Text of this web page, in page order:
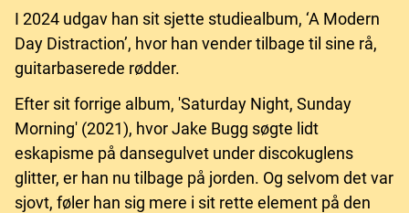
I 2024 udgav han sit sjette studiealbum, ‘A Modern
Day Distraction’, hvor han vender tilbage til sine rå,
guitarbaserede rødder.
Efter sit forrige album, 'Saturday Night, Sunday
Morning' (2021), hvor Jake Bugg søgte lidt
eskapisme på dansegulvet under discokuglens
glitter, er han nu tilbage på jorden. Og selvom det var
sjovt, føler han sig mere i sit rette element på den